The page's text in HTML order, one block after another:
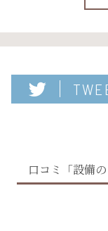
口コミ「設備